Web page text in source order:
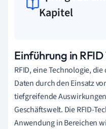
Kapitel
Einführung in
RFID, eine Technologie,
Daten durch den Einsatz
tiefgreifende
Geschäftswelt. Die RFID-
Anwendung in Bereichen